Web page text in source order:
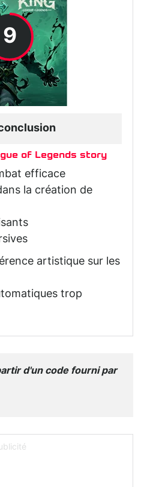
9
of Legends story
efficace
la création de
artistique sur les
trop
d'un code fourni par